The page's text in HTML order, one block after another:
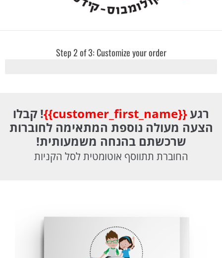
Step 2 of 3: Customize your order
רגע{{customer_first_name}}
! קבלו
הצעה מעולה נוספת המתאימה לחוברות
שרכשתם בהנחה משמעותית!
החוברת תתווסף אוטומטית לסל הקניות